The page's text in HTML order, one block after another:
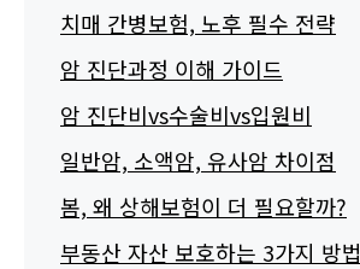
치매 간병보험, 노후 필수 전략
암 진단과정 이해 가이드
암 진단비vs수술비vs입원비
일반암, 소액암, 유사암 차이점
봄, 왜 상해보험이 더 필요할까?
부동산 자산 보호하는 3가지 방법